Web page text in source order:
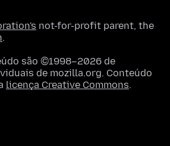
not-for-profit parent, the
.
são ©1998–2026 de
de mozilla.org. Conteúdo
licença Creative Commons.